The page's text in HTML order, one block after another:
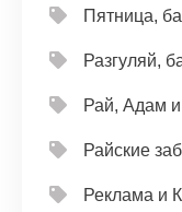
Пятница,
Разгуляй,
Рай, Адам
Райские
Реклама и